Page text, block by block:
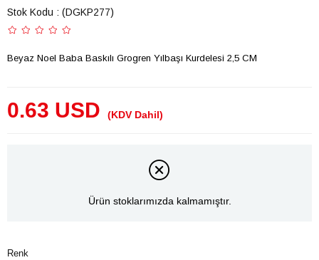
Stok Kodu (DGKP277)
Beyaz Noel Baba Baskılı Grogren Yılbaşı Kurdelesi 2,5 CM
0.63 USD (KDV Dahil)
Ürün stoklarımızda kalmamıştır.
Renk